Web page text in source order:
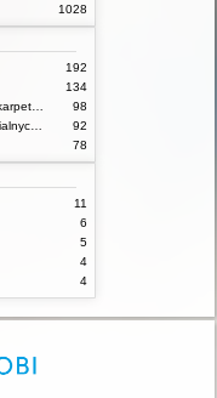
1028
192
134
98
92
78
11
6
5
4
4